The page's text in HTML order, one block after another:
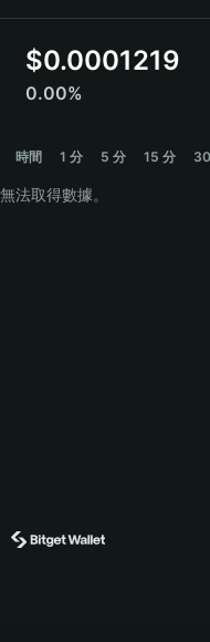
Español
$0.0001219
0.00%
時間 1 分 5 分 15 分
無法取得數據。